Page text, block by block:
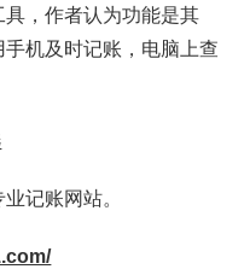
，作者认为功能是其
机及时记账，电脑上查
记账网站。